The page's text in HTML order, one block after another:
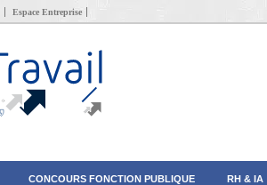
Espace Entreprise
CONCOURS FONCTION PUBLIQUE RH & IA